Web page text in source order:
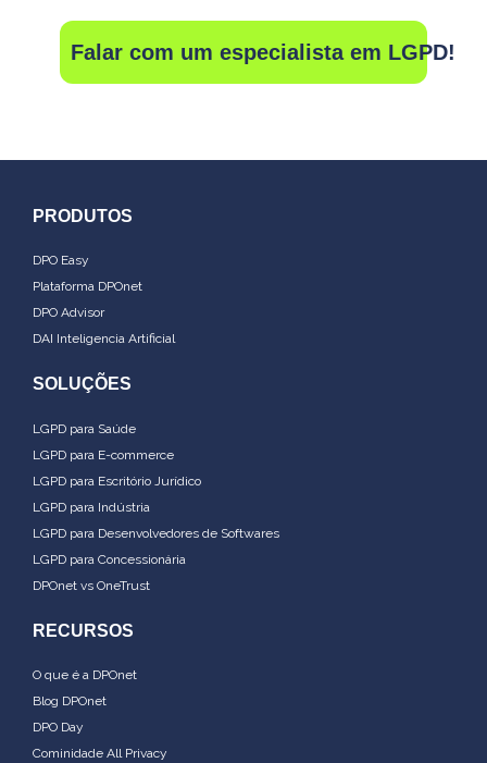
Falar com um especialista em LGPD!
PRODUTOS
DPO Easy
Plataforma DPOnet
DPO Advisor
DAI Inteligencia Artificial
SOLUÇÕES
LGPD para Saúde
LGPD para E-commerce
LGPD para Escritório Jurídico
LGPD para Indústria
LGPD para Desenvolvedores de Softwares
LGPD para Concessionária
DPOnet vs OneTrust
RECURSOS
O que é a DPOnet
Blog DPOnet
DPO Day
Cominidade All Privacy